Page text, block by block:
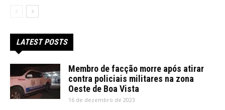
LATEST POSTS
Membro de facção morre após atirar
contra policiais militares na zona
Oeste de Boa Vista
16 de dezembro de 2023